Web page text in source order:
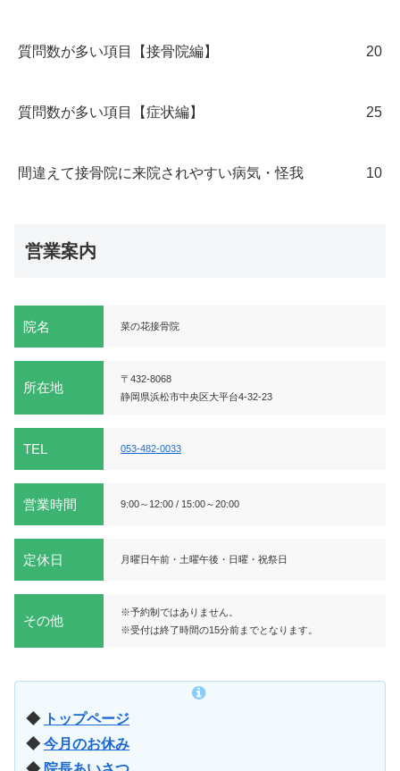
質問数が多い項目【接骨院編】 20
質問数が多い項目【症状編】 25
間違えて接骨院に来院されやすい病気・怪我 10
営業案内
院名 菜の花接骨院
所在地
〒432-8068
静岡県浜松市中央区大平台4-32-23
TEL 053-482-0033
営業時間 9:00～12:00 / 15:00～20:00
定休日 月曜日午前・土曜午後・日曜・祝祭日
その他
※予約制ではありません。
※受付は終了時間の15分前までとなります。
◆
トップページ
◆ 今月のお休み